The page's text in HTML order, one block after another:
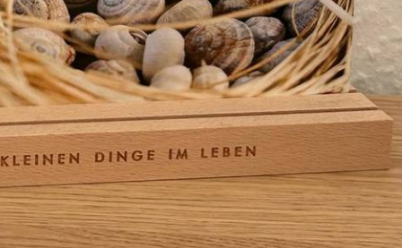
| FACHVERBÄNDE